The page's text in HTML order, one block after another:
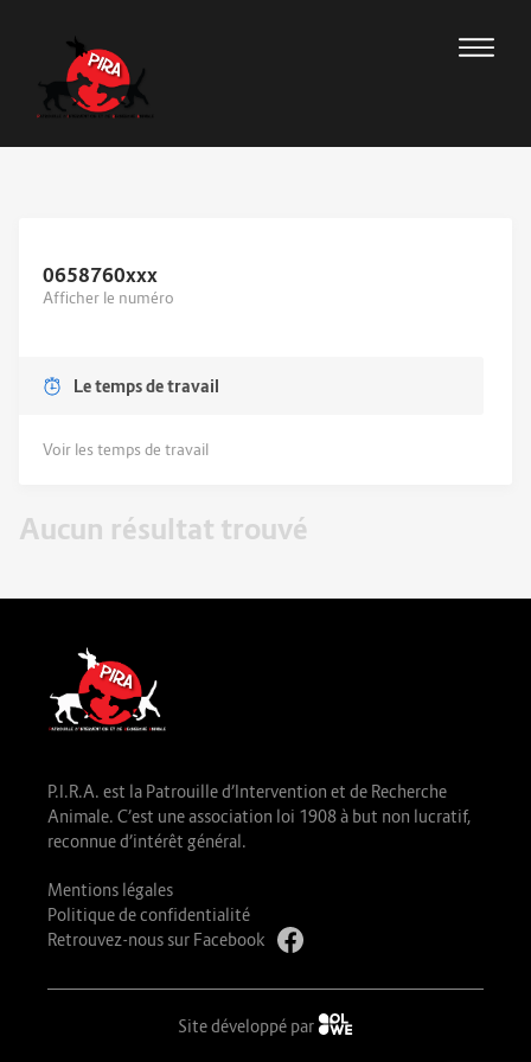
0658760xxx
Afficher le numéro
Le temps de travail
Voir les temps de travail
Aucun résultat trouvé
P.I.R.A. est la Patrouille d’Intervention et de Recherche
Animale. C’est une association loi 1908 à but non lucratif,
reconnue d’intérêt général.
Mentions légales
Politique de confidentialité
Retrouvez-nous sur Facebook
Site développé par